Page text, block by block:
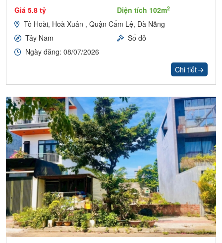
Giá 5.8 tỷ Diện tích 102m2
Tô Hoài, Hoà Xuân , Quận Cẩm Lệ, Đà Nẵng
Tây Nam
Sổ đỏ
Ngày đăng: 08/07/2026
Chi tiết